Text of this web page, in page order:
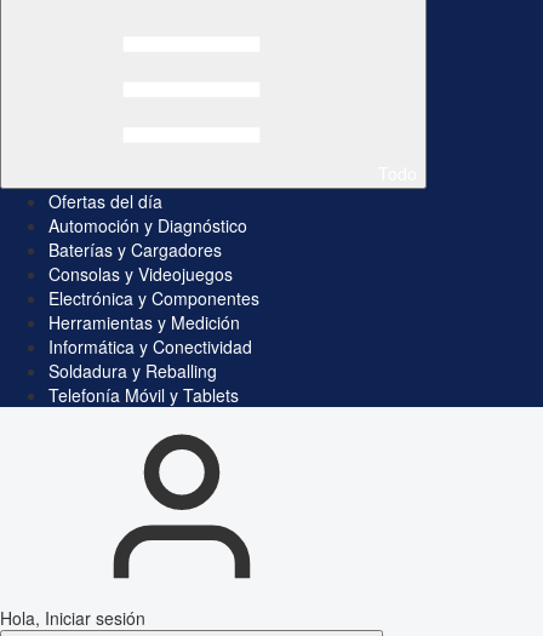
Ofertas del día
Automoción y Diagnóstico
Baterías y Cargadores
Consolas y Videojuegos
Electrónica y Componentes
Herramientas y Medición
Informática y Conectividad
Soldadura y Reballing
Telefonía Móvil y Tablets
Hola, Iniciar sesión